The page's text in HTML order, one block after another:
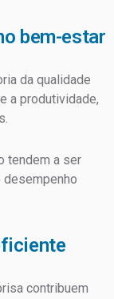
bem-estar
da qualidade
a produtividade,
tendem a ser
contribuem